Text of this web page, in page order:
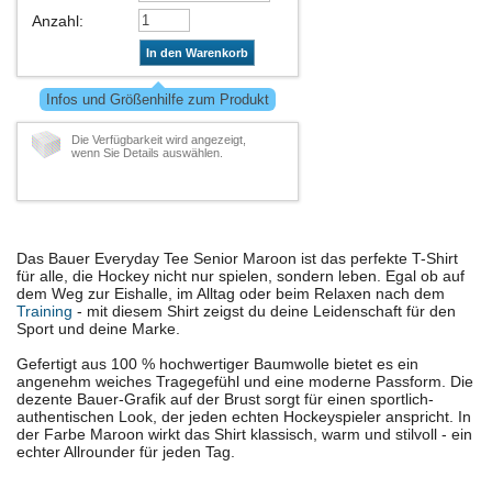
Anzahl:
In den Warenkorb
Infos und Größenhilfe zum Produkt
Die Verfügbarkeit wird angezeigt,
wenn Sie Details auswählen.
Das Bauer Everyday Tee Senior Maroon ist das perfekte T-Shirt
für alle, die Hockey nicht nur spielen, sondern leben. Egal ob auf
dem Weg zur Eishalle, im Alltag oder beim Relaxen nach dem
Training - mit diesem Shirt zeigst du deine Leidenschaft für den
Sport und deine Marke.
Gefertigt aus 100 % hochwertiger Baumwolle bietet es ein
angenehm weiches Tragegefühl und eine moderne Passform. Die
dezente Bauer-Grafik auf der Brust sorgt für einen sportlich-
authentischen Look, der jeden echten Hockeyspieler anspricht. In
der Farbe Maroon wirkt das Shirt klassisch, warm und stilvoll - ein
echter Allrounder für jeden Tag.